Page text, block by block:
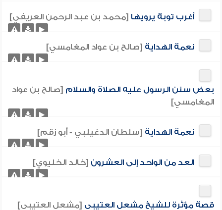
أغرب توبة يرويها [محمد بن عبد الرحمن العريفي]
نعمة الهداية [صالح بن عواد المغامسي]
بعض سنن الرسول عليه الصلاة والسلام [صالح بن عواد
المغامسي]
نعمة الهداية [سلطان الدغيلبي - أبو زقم]
العد من الواحد إلى العشرون [خالد الخليوي]
قصة مؤثرة للشيخ مشعل العتيبي [مشعل العتيبي]